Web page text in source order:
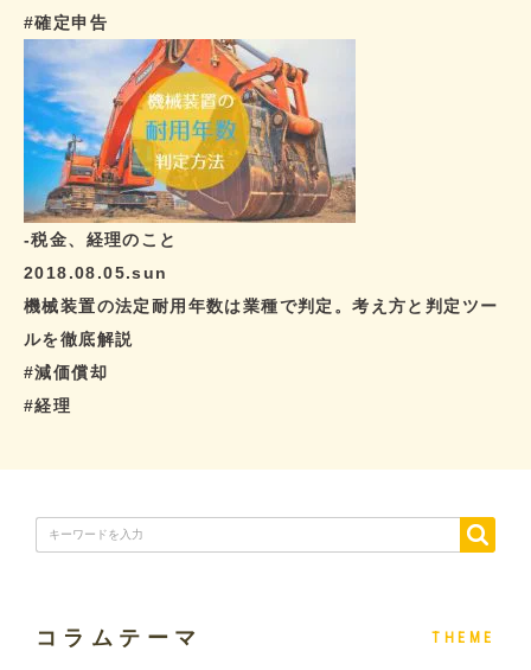
#確定申告
-税金、経理のこと
2018.08.05.sun
機械装置の法定耐用年数は業種で判定。考え方と判定ツー
ルを徹底解説
#減価償却
#経理
コラムテーマ THEME